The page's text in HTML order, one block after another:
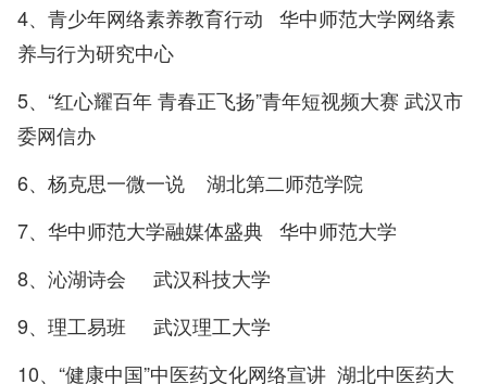
4、青少年网络素养教育行动 华中师范大学网络素
养与行为研究中心
5、“红心耀百年 青春正飞扬”青年短视频大赛 武汉市
委网信办
6、杨克思一微一说 湖北第二师范学院
7、华中师范大学融媒体盛典 华中师范大学
8、沁湖诗会 武汉科技大学
9、理工易班 武汉理工大学
10、“健康中国”中医药文化网络宣讲 湖北中医药大